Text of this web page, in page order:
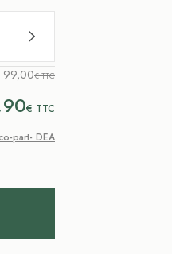
99,00€ TTC
90€ TTC
part- DEA